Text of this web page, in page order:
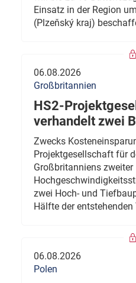
Einsatz in der Region
(Plzeňský kraj)
06.08.2026
Großbritannien
HS2-
verhandelt zwei
Zwecks
Projektgesellschaft für
Großbritanniens zweiter
zwei Hoch- und
Hälfte der
06.08.2026
Polen